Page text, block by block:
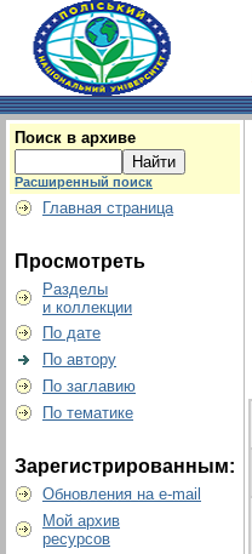
Поиск в архиве
Расширенный поиск
Главная страница
Просмотреть
Разделы
и коллекции
По дате
По автору
По заглавию
По тематике
Зарегистрированным:
Обновления на e-mail
Мой архив
ресурсов